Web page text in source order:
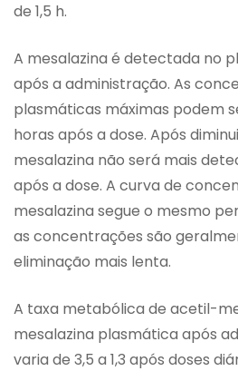
de 1,5 h.
A mesalazina é detectada no
após a administração. As
plasmáticas máximas podem
horas após a dose. Após
mesalazina não será mais
após a dose. A curva de
mesalazina segue o mesmo
as concentrações são
eliminação mais lenta.
A taxa metabólica de acetil-
mesalazina plasmática após
varia de 3,5 a 1,3 após doses